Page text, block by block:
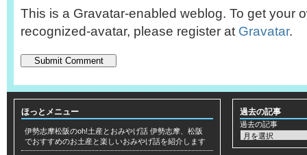
This is a Gravatar-enabled weblog. To get your
recognized-avatar, please register at Gravatar.
ほっとメニュー
伊勢志摩松阪のoh!土産とおみやげ話 伊勢志摩、松阪
でおすすめのお土産と楽しいおみやげ話を紹介します
過去の記事
過去の記事